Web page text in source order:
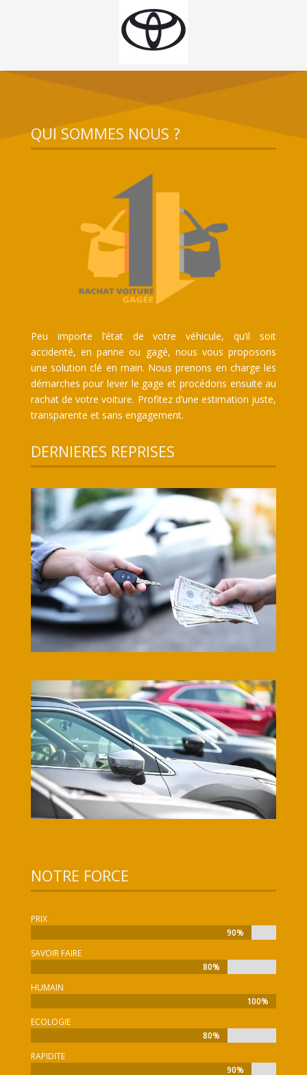
QUI SOMMES NOUS ?
Peu importe l’état de votre véhicule, qu’il soit
accidenté, en panne ou gagé, nous vous proposons
une solution clé en main. Nous prenons en charge les
démarches pour lever le gage et procédons ensuite au
rachat de votre voiture. Profitez d’une estimation juste,
transparente et sans engagement.
DERNIERES REPRISES
NOTRE FORCE
PRIX
90%
90%
SAVOIR FAIRE
80%
80%
HUMAIN
100%
100%
ECOLOGIE
80%
80%
RAPIDITE
90%
90%